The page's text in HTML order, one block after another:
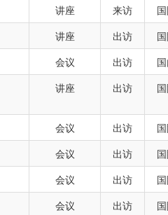
讲座 来访
讲座 出访
会议 出访
讲座 出访
会议 出访
会议 出访
会议 出访
会议 出访